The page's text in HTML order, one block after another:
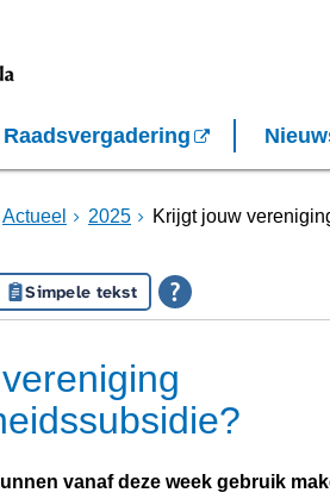
Raadsvergadering
Actueel 2025 Krijgt jouw
Simpele tekst
vanaf deze week gebruik